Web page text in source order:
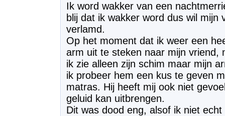
Ik word wakker van een
blij dat ik wakker word dus wil
verlamd.
Op het moment dat ik weer een
arm uit te steken naar mijn vriend,
ik zie alleen zijn schim maar mijn
ik probeer hem een kus te geven
matras. Hij heeft mij ook niet
geluid kan uitbrengen.
Dit was dood eng, alsof ik niet